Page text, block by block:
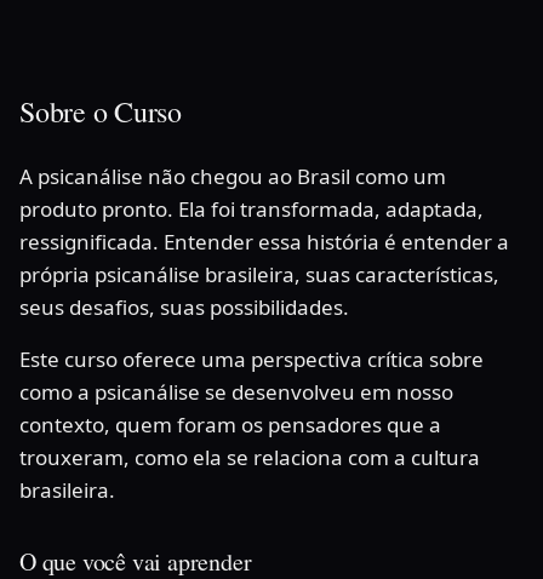
Sobre o Curso
A psicanálise não chegou ao Brasil como um
produto pronto. Ela foi transformada, adaptada,
ressignificada. Entender essa história é entender a
própria psicanálise brasileira, suas características,
seus desafios, suas possibilidades.
Este curso oferece uma perspectiva crítica sobre
como a psicanálise se desenvolveu em nosso
contexto, quem foram os pensadores que a
trouxeram, como ela se relaciona com a cultura
brasileira.
O que você vai aprender